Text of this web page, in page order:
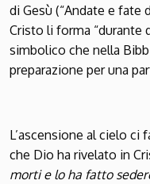
di Gesù (“Andate e
Cristo li forma “durante
simbolico che nella
preparazione per una
L’ascensione al cielo
che Dio ha rivelato in
morti e lo ha fatto